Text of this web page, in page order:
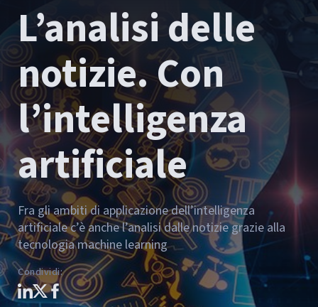
L’analisi delle
notizie. Con
l’intelligenza
artificiale
Fra gli ambiti di applicazione dell’intelligenza
artificiale c’è anche l’analisi dalle notizie grazie alla
tecnologia machine learning
Condividi: